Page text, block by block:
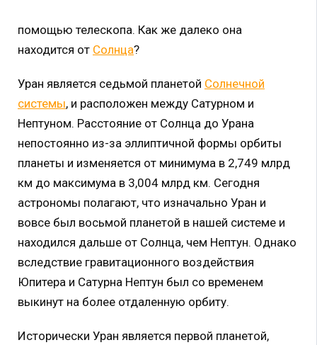
помощью телескопа. Как же далеко она
находится от Солнца?
Уран является седьмой планетой Солнечной
системы, и расположен между Сатурном и
Нептуном. Расстояние от Солнца до Урана
непостоянно из-за эллиптичной формы орбиты
планеты и изменяется от минимума в 2,749 млрд
км до максимума в 3,004 млрд км. Сегодня
астрономы полагают, что изначально Уран и
вовсе был восьмой планетой в нашей системе и
находился дальше от Солнца, чем Нептун. Однако
вследствие гравитационного воздействия
Юпитера и Сатурна Нептун был со временем
выкинут на более отдаленную орбиту.
Исторически Уран является первой планетой,